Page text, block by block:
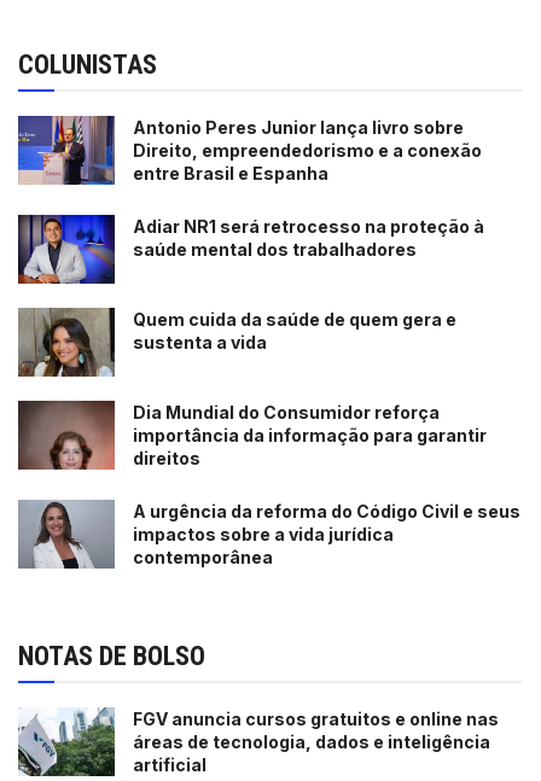
COLUNISTAS
Antonio Peres Junior lança livro sobre
Direito, empreendedorismo e a conexão
entre Brasil e Espanha
Adiar NR1 será retrocesso na proteção à
saúde mental dos trabalhadores
Quem cuida da saúde de quem gera e
sustenta a vida
Dia Mundial do Consumidor reforça
importância da informação para garantir
direitos
A urgência da reforma do Código Civil e seus
impactos sobre a vida jurídica
contemporânea
NOTAS DE BOLSO
FGV anuncia cursos gratuitos e online nas
áreas de tecnologia, dados e inteligência
artificial